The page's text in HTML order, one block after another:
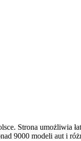
Strona umożliwia
9000 modeli aut i